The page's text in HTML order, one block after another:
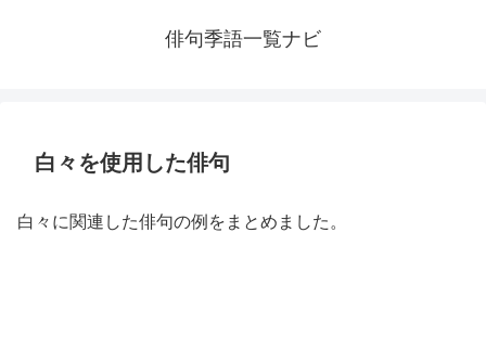
俳句季語一覧ナビ
白々を使用した俳句
白々に関連した俳句の例をまとめました。